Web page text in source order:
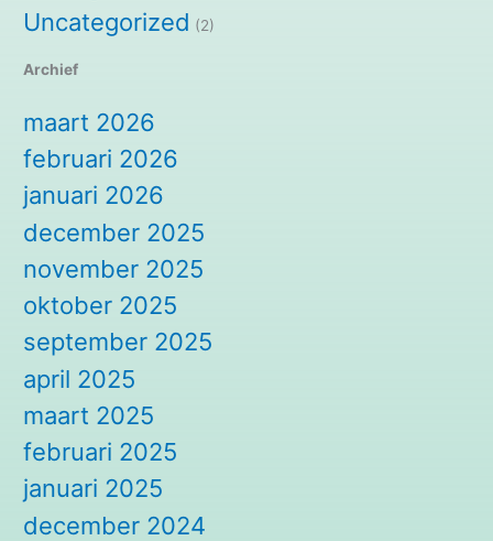
Uncategorized (2)
Archief
maart 2026
februari 2026
januari 2026
december 2025
november 2025
oktober 2025
september 2025
april 2025
maart 2025
februari 2025
januari 2025
december 2024